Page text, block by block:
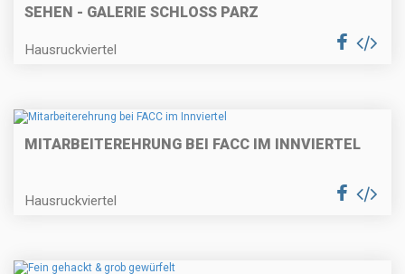
SEHEN - GALERIE SCHLOSS PARZ
Hausruckviertel
MITARBEITEREHRUNG BEI FACC IM INNVIERTEL
Hausruckviertel